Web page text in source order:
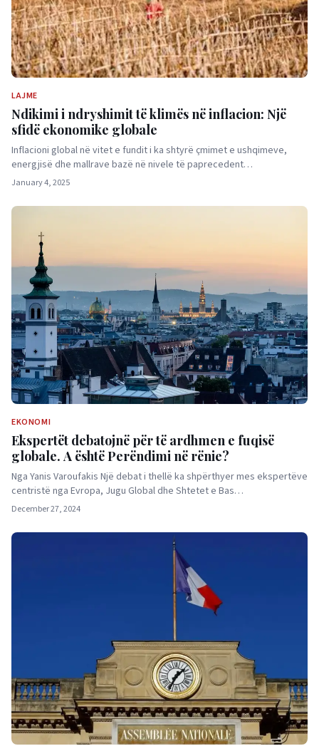
LAJME
Ndikimi i ndryshimit të klimës në inflacion: Një
sfidë ekonomike globale
Inflacioni global në vitet e fundit i ka shtyrë çmimet e ushqimeve,
energjisë dhe mallrave bazë në nivele të paprecedent…
January 4, 2025
EKONOMI
Ekspertët debatojnë për të ardhmen e fuqisë
globale. A është Perëndimi në rënie?
Nga Yanis Varoufakis Një debat i thellë ka shpërthyer mes ekspertëve
centristë nga Evropa, Jugu Global dhe Shtetet e Bas…
December 27, 2024